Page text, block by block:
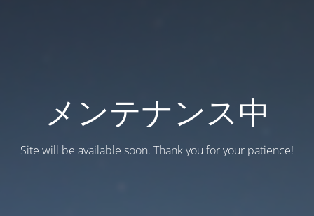
メンテナンス中
Site will be available soon. Thank you for your patience!